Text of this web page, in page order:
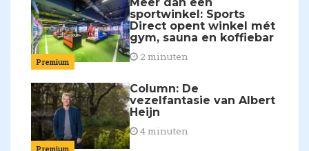
Premium
sportwinkel: Sports
Direct opent winkel mét
gym, sauna en koffiebar
2 minuten
Premium
Column: De
vezelfantasie van Albert
Heijn
4 minuten